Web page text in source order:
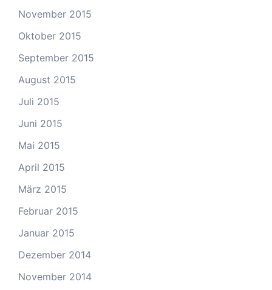
November 2015
Oktober 2015
September 2015
August 2015
Juli 2015
Juni 2015
Mai 2015
April 2015
März 2015
Februar 2015
Januar 2015
Dezember 2014
November 2014